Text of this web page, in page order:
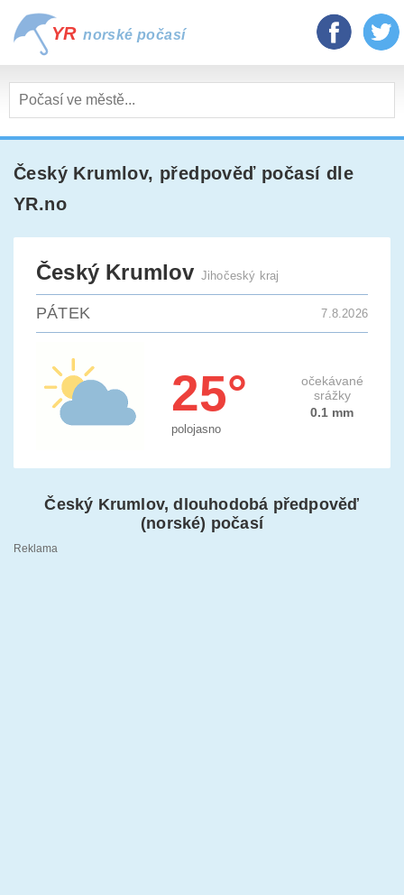
YR norské počasí
Český Krumlov, předpověď počasí dle
YR.no
Český Krumlov Jihočeský kraj
PÁTEK 7.8.2026
očekávané
srážky
0.1 mm
25°
polojasno
Český Krumlov, dlouhodobá předpověď
(norské) počasí
Reklama